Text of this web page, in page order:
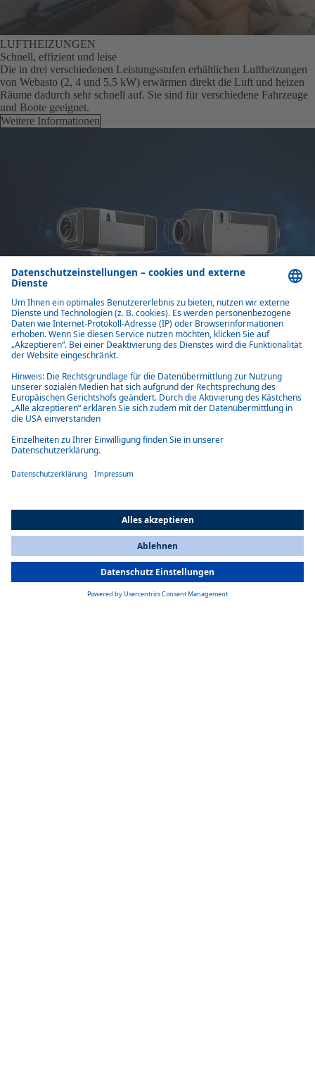
LUFTHEIZUNGEN
Schnell, effizient und leise
Die in drei verschiedenen Leistungsstufen erhältlichen Luftheizungen
von Webasto (2, 4 und 5,5 kW) erwärmen direkt die Luft und heizen
Räume dadurch sehr schnell auf. Sie sind für verschiedene Fahrzeuge
und Boote geeignet.
Weitere Informationen
Flexible Allrounder
Der Einbau ist variabel und damit platzsparend möglich. Je nach
Raumgröße und Heizbedarf gibt es viele Möglichkeiten für eine
maßgeschneiderte Lösung, auch bei der Luftzufuhr und -verteilung.
Integrierte Wärmetauscher
You are currently on our website forGermany. To view your local
information, please visit our website forAmerica.
All Countries